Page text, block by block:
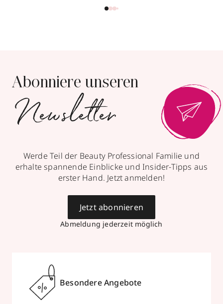
Abonniere unseren
Newsletter
Werde Teil der Beauty Professional Familie und
erhalte spannende Einblicke und Insider-Tipps aus
erster Hand. Jetzt anmelden!
Abmeldung jederzeit möglich
Jetzt abonnieren
Besondere Angebote